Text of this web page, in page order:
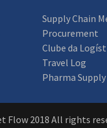
Supply Chain
Procurement
Clube da
Travel Log
Pharma
Flow 2018 All rights